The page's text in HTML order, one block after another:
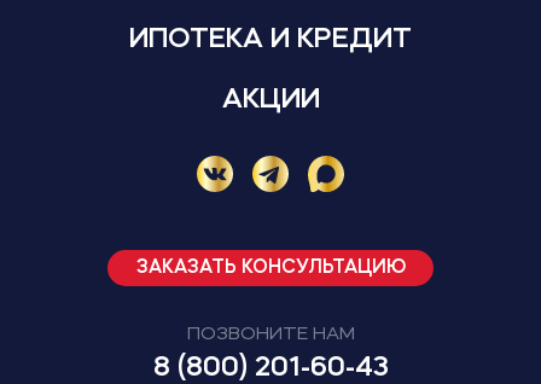
ИПОТЕКА И КРЕДИТ
АКЦИИ
ЗАКАЗАТЬ КОНСУЛЬТАЦИЮ
ПОЗВОНИТЕ НАМ
8 (800) 201-60-43